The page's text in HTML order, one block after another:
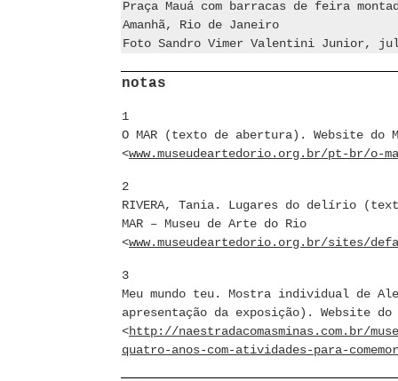
Praça Mauá com barracas de feira
Amanhã, Rio de Janeiro
Foto Sandro Vimer Valentini Junior,
notas
1
O MAR (texto de abertura). Website do
<www.museudeartedorio.org.br/pt-br/o-
2
RIVERA, Tania. Lugares do delírio
MAR – Museu de Arte do Rio
<www.museudeartedorio.org.br/sites/
3
Meu mundo teu. Mostra individual de
apresentação da exposição). Website do
<http://naestradacomasminas.com.br/
quatro-anos-com-atividades-para-